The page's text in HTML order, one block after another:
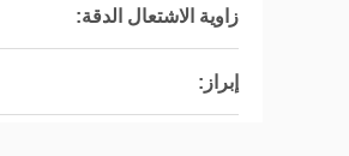
زاوية الاشتعال الدقة:
إبراز: